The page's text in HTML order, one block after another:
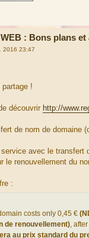
: Bons plans et
2016 23:47
partage !
découvrir http://
de nom de domaine
avec le transfert
le renouvellement du
:
costs only 0,45 €
de renouvellement),
au prix standard du